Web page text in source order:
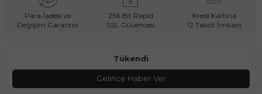
Para İadesi ve
Değişim Garantisi
256 Bit Rapid
SSL Güvencesi
Kredi Kartına
12 Taksit İmkanı
Tükendi
Gelince Haber Ver